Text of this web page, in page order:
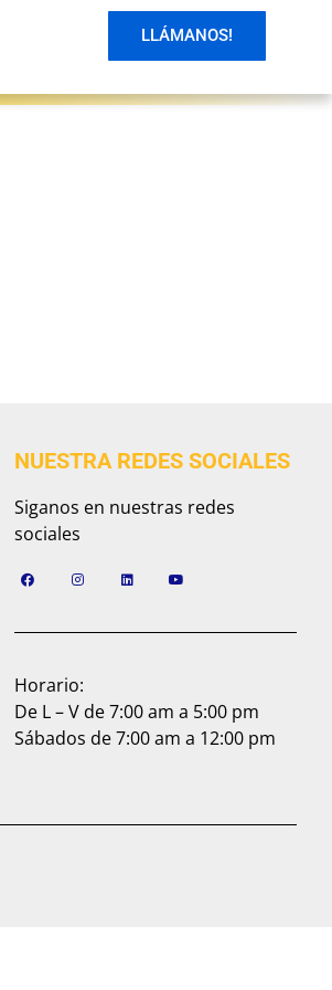
LLÁMANOS!
NUESTRA REDES SOCIALES
Siganos en nuestras redes
sociales
Horario:
De L – V de 7:00 am a 5:00 pm
Sábados de 7:00 am a 12:00 pm